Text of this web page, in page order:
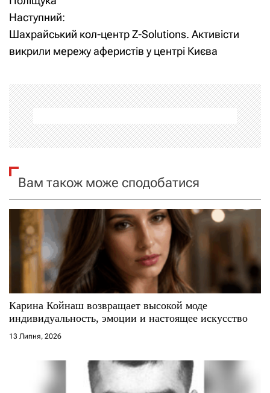
в
і
г
а
ц
і
а
п
с
і
в
Наступний:
Шахрайський кол-центр Z-Solutions. Активісти
викрили мережу аферистів у центрі Києва
Вам також може сподобатися
Карина Койнаш возвращает высокой моде
индивидуальность, эмоции и настоящее искусство
13 Липня, 2026